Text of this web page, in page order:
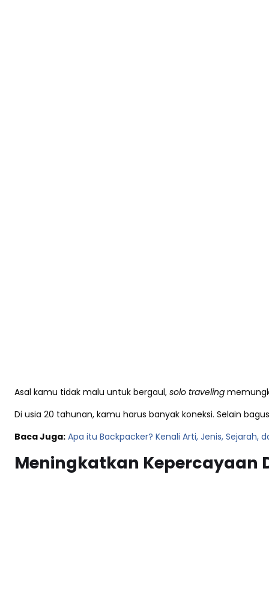
Asal kamu tidak malu untuk bergaul, solo traveling
Di usia 20 tahunan, kamu harus banyak koneksi. Selain
Baca Juga: Apa itu Backpacker? Kenali Arti, Jenis, Sejarah,
Meningkatkan Kepercayaan